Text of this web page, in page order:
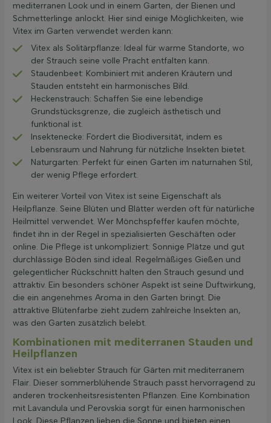
mediterranen Look und in einem Garten, der Bienen und
Schmetterlinge anlockt. Hier sind einige Möglichkeiten, wie
Vitex im Garten verwendet werden kann:
Vitex als Solitärpflanze: Ideal für warme Standorte, wo
der Strauch seine volle Pracht entfalten kann.
Staudenbeet: Kombiniert mit anderen Kräutern und
Stauden entsteht ein harmonisches Bild.
Heckenstrauch: Schaffen Sie eine lebendige
Grundstücksgrenze, die zugleich ästhetisch und
funktional ist.
Insektenecke: Fördert die Biodiversität, indem es
Lebensraum und Nahrung für nützliche Insekten bietet.
Naturgarten: Perfekt für einen Garten im naturnahen Stil,
der wenig Pflege erfordert.
Ein weiterer Vorteil von Vitex ist seine Eigenschaft als
Heilpflanze. Seine Blüten und Blätter werden oft für natürliche
Heilmittel verwendet. Wer Mönchspfeffer kaufen möchte,
findet ihn in der Regel in spezialisierten Geschäften oder
online. Die Pflege ist unkompliziert: Sonnige Plätze und gut
durchlässige Böden sind ideal. Regelmäßiges Gießen und
gelegentlicher Rückschnitt halten den Strauch gesund und
attraktiv. Ein besonders schöner Aspekt ist seine Duftwirkung,
die ein angenehmes Aroma in den Garten bringt. Die
attraktive Blütenfarbe zieht zudem zahlreiche Insekten an,
was den Garten zusätzlich belebt.
Kombinationen mit mediterranen Stauden und
Heilpflanzen
Vitex ist ein beliebter Strauch für Gärten mit mediterranem
Flair. Dieser sommerblühende Strauch passt hervorragend zu
anderen trockenheitsresistenten Pflanzen. Eine Kombination
mit Lavandula und Perovskia sorgt für einen harmonischen